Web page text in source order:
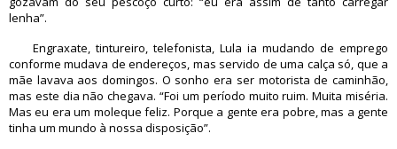
lenha”.
Engraxate, tintureiro, telefonista, Lula ia mudando de emprego
conforme mudava de endereços, mas servido de uma calça só, que a
mãe lavava aos domingos. O sonho era ser motorista de caminhão,
mas este dia não chegava. “Foi um período muito ruim. Muita miséria.
Mas eu era um moleque feliz. Porque a gente era pobre, mas a gente
tinha um mundo à nossa disposição”.